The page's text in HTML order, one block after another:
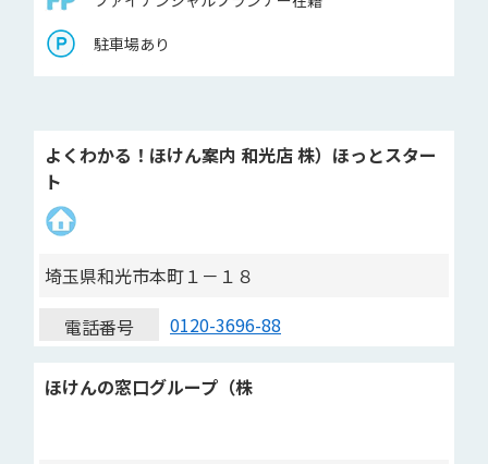
駐車場あり
よくわかる！ほけん案内 和光店 株）ほっとスター
ト
埼玉県和光市本町１－１８
電話番号
0120-3696-88
ほけんの窓口グループ（株